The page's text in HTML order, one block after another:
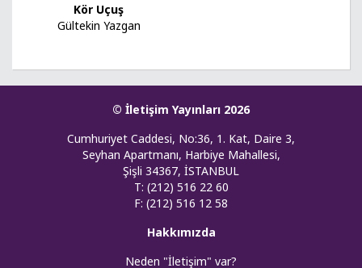
Kör Uçuş
Gültekin Yazgan
© İletişim Yayınları 2026
Cumhuriyet Caddesi, No:36, 1. Kat, Daire 3,
Seyhan Apartmanı, Harbiye Mahallesi,
Şişli 34367, İSTANBUL
T: (212) 516 22 60
F: (212) 516 12 58
Hakkımızda
Neden "İletişim" var?